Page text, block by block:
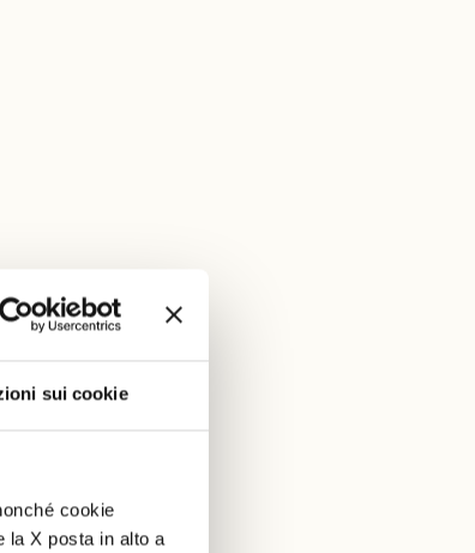
sui cookie
cookie
la X posta in alto a